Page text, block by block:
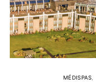
MÉDISPAS